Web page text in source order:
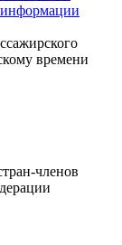
времени
членов